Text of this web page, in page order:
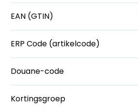
EAN (GTIN)
ERP Code (artikelcode)
Douane-code
Kortingsgroep